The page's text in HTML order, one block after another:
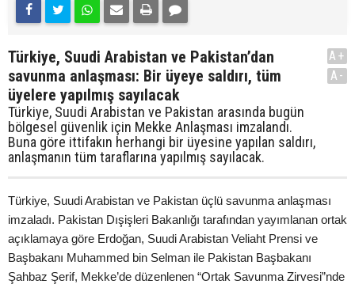
Türkiye, Suudi Arabistan ve Pakistan’dan
savunma anlaşması: Bir üyeye saldırı, tüm
üyelere yapılmış sayılacak
Türkiye, Suudi Arabistan ve Pakistan arasında bugün
bölgesel güvenlik için Mekke Anlaşması imzalandı.
Buna göre ittifakın herhangi bir üyesine yapılan saldırı,
anlaşmanın tüm taraflarına yapılmış sayılacak.
A+
A-
Türkiye, Suudi Arabistan ve Pakistan üçlü savunma anlaşması
imzaladı. Pakistan Dışişleri Bakanlığı tarafından yayımlanan ortak
açıklamaya göre Erdoğan, Suudi Arabistan Veliaht Prensi ve
Başbakanı Muhammed bin Selman ile Pakistan Başbakanı
Şahbaz Şerif, Mekke’de düzenlenen “Ortak Savunma Zirvesi”nde